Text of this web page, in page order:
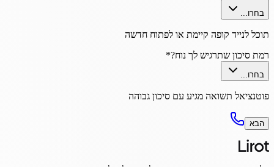
בחרו...
תוכל לנייד קופה קיימת או לפתוח חדשה
רמת סיכון שתרגיש לך נוח?*
בחרו...
פוטנציאל תשואה מגיע עם סיכון גבוהה
הבא